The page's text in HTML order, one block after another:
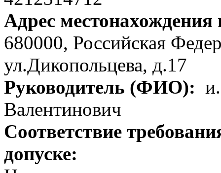
Адрес
680000, Российская
ул.Дикопольцева, д.17
Руководитель (ФИО):
Валентинович
Соответствие
допуске: